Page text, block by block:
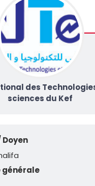
des
sciences du Kef
générale